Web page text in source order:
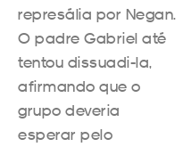
represália por Negan.
O padre Gabriel até
tentou dissuadi-la,
afirmando que o
grupo deveria
esperar pelo